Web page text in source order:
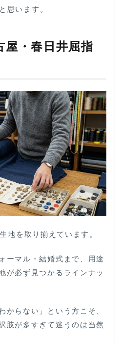
思います。
屋・春日井屈指
地を取り揃えています。
ーマル・結婚式まで、用途
が必ず見つかるラインナッ
からない」という方こそ、
肢が多すぎて迷うのは当然